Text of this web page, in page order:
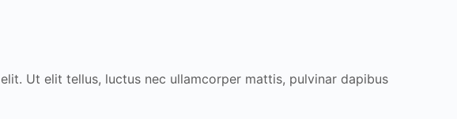
Ut elit tellus, luctus nec ullamcorper mattis, pulvinar dapibus